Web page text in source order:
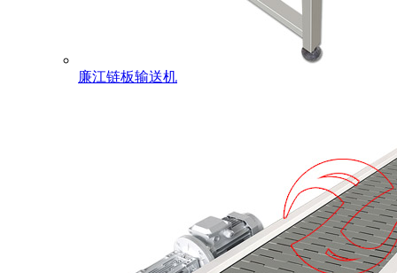
廉江链板输送机